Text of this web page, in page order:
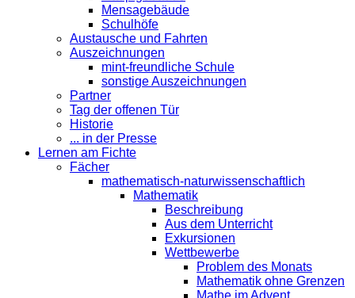
Mensagebäude
Schulhöfe
Austausche und Fahrten
Auszeichnungen
mint-freundliche Schule
sonstige Auszeichnungen
Partner
Tag der offenen Tür
Historie
... in der Presse
Lernen am Fichte
Fächer
mathematisch-naturwissenschaftlich
Mathematik
Beschreibung
Aus dem Unterricht
Exkursionen
Wettbewerbe
Problem des Monats
Mathematik ohne Grenzen
Mathe im Advent